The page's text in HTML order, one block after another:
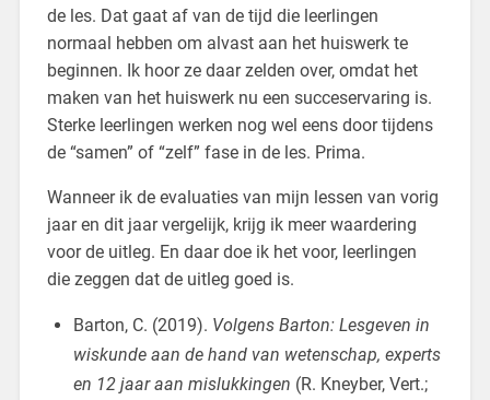
de les. Dat gaat af van de tijd die leerlingen
normaal hebben om alvast aan het huiswerk te
beginnen. Ik hoor ze daar zelden over, omdat het
maken van het huiswerk nu een succeservaring is.
Sterke leerlingen werken nog wel eens door tijdens
de “samen” of “zelf” fase in de les. Prima.
Wanneer ik de evaluaties van mijn lessen van vorig
jaar en dit jaar vergelijk, krijg ik meer waardering
voor de uitleg. En daar doe ik het voor, leerlingen
die zeggen dat de uitleg goed is.
Barton, C. (2019). Volgens Barton: Lesgeven in
wiskunde aan de hand van wetenschap, experts
en 12 jaar aan mislukkingen (R. Kneyber, Vert.;